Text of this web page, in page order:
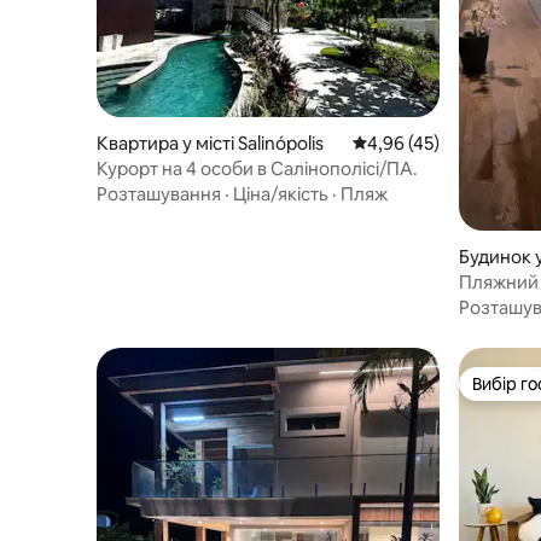
Квартира у місті Salinópolis Середня оцінка: 4,96
4,96 (45)
Курорт на 4 особи в Салінополісі/ПА.
Розташування · Ціна/якість · Пляж
Будинок
Пляжний
Вибір
Вибір